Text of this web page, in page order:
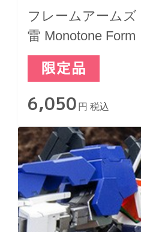
フレームアームズ
雷 Monotone Form
6,050 円 税込